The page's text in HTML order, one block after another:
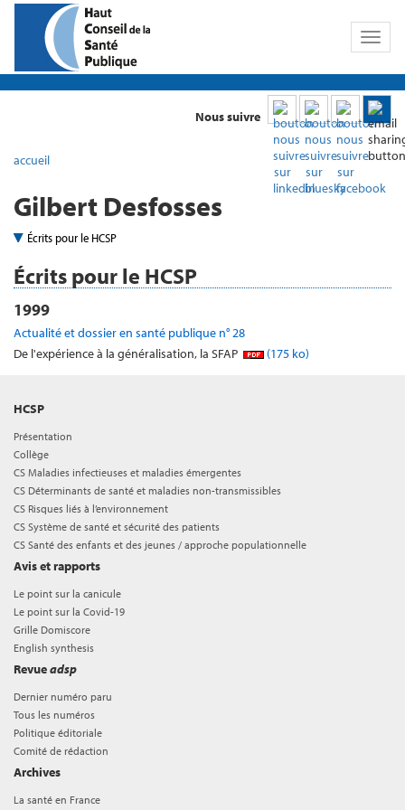
Toggle
Nous suivre
accueil
Gilbert Desfosses
Écrits pour le HCSP
Écrits pour le HCSP
1999
Actualité et dossier en santé publique n° 28
De l'expérience à la généralisation, la SFAP
(175 ko)
HCSP
Présentation
Collège
CS Maladies infectieuses et maladies émergentes
CS Déterminants de santé et maladies non-transmissibles
CS Risques liés à l’environnement
CS Système de santé et sécurité des patients
CS Santé des enfants et des jeunes / approche populationnelle
Avis et rapports
Le point sur la canicule
Le point sur la Covid-19
Grille Domiscore
English synthesis
Revueadsp
Dernier numéro paru
Tous les numéros
Politique éditoriale
Comité de rédaction
Archives
La santé en France